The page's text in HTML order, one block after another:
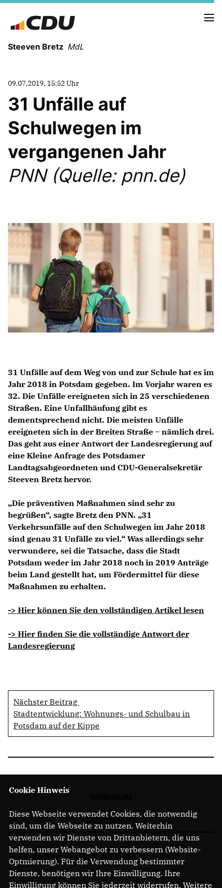
Steeven Bretz MdL
VITA
WAHLKREISBESUCHE
PRESSEFOTOS
MEIN BÜRGERBÜRO
Anträge CDU
Kleine Anfragen
CDU Deutschland
CDU Fraktion im Brandenburger Landtag
CDU Brandenburg
CDU Potsdam
09.07.2019, 15:52 Uhr
31 Unfälle auf
Schulwegen im
vergangenen Jahr
PNN (Quelle: pnn.de)
31 Unfälle auf dem Weg von und zur Schule hat es im
Jahr 2018 in Potsdam gegeben. Im Vorjahr waren es
32. Die Unfälle ereigneten sich in 25 verschiedenen
Straßen. Eine Unfallhäufung gibt es
dementsprechend nicht. Die meisten Unfälle
ereigneten sich in der Breiten Straße – nämlich drei.
Das geht aus einer Antwort der Landesregierung auf
eine Kleine Anfrage des Potsdamer
Landtagsabgeordneten und CDU-Generalsekretär
Steeven Bretz hervor.
Die präventiven Maßnahmen sind sehr zu
begrüßen“, sagte Bretz den PNN. „31
Verkehrsunfälle auf den Schulwegen im Jahr 2018
sind genau 31 Unfälle zu viel.“ Was allerdings sehr
verwundere, sei die Tatsache, dass die Stadt
Potsdam weder im Jahr 2018 noch in 2019 Anträge
beim Land gestellt hat, um Fördermittel für diese
Maßnahmen zu erhalten.
-> Hier können Sie den vollständigen Artikel lesen
-> Hier finden Sie die vollständige Antwort der
Landesregierung
Nächster Beitrag
Stadtentwicklung: Wohnungs- und Schulbau in
Potsdam auf der Kippe
Steeven Bretz MdL
Cookie Hinweis
Diese Webseite verwendet Cookies, die notwendig
sind, um die Webseite zu nutzen. Weiterhin
verwenden wir Dienste von Drittanbietern, die uns
helfen, unser Webangebot zu verbessern (Website-
Optmierung). Für die Verwendung bestimmter
Dienste, benötigen wir Ihre Einwilligung. Ihre
Einwilligung können Sie jederzeit widerrufen. Weitere